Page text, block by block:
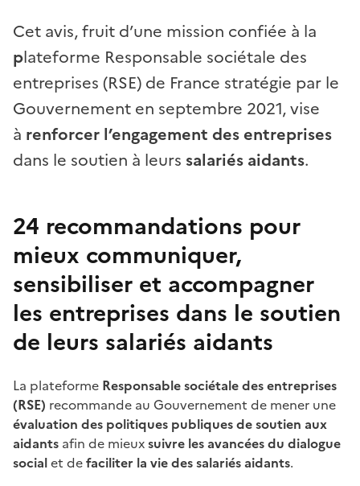
Cet avis, fruit d’une mission confiée à la
plateforme Responsable sociétale des
entreprises (RSE) de France stratégie par le
Gouvernement en septembre 2021, vise
à renforcer l’engagement des entreprises
dans le soutien à leurs salariés aidants.
24 recommandations pour
mieux communiquer,
sensibiliser et accompagner
les entreprises dans le soutien
de leurs salariés aidants
La plateforme Responsable sociétale des entreprises
(RSE) recommande au Gouvernement de mener une
évaluation des politiques publiques de soutien aux
aidants afin de mieuxsuivre les avancées du dialogue
socialet defaciliter la vie des salariés aidants.